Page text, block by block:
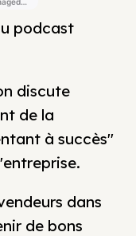
podcast
discute
de la
à succès"
dans
de bons